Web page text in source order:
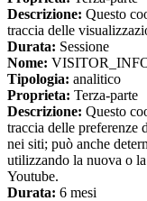
Descrizione: Questo
traccia delle
Durata: Sessione
Nome:
Tipologia: analitico
Proprieta: Terza-parte
Descrizione: Questo
traccia delle preferenze
nei siti; può anche
utilizzando la nuova o
Youtube.
Durata: 6 mesi